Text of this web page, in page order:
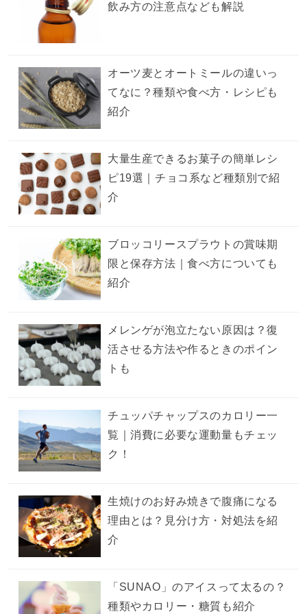
飲み方の注意点なども解説
オーツ麦とオートミールの違いっ
てなに？種類や食べ方・レシピも
紹介
大量生産できるお菓子の簡単レシ
ピ19選｜チョコ系など種類別で紹
介
ブロッコリースプラウトの賞味期
限と保存方法｜食べ方についても
紹介
メレンゲが泡立たない原因は？復
活させる方法や作るときのポイン
トも
チュッパチャップスのカロリー一
覧｜消費に必要な運動量もチェッ
ク！
生焼けのお好み焼きで腹痛になる
理由とは？見分け方・対処法を紹
介
「SUNAO」のアイスって太るの？
種類やカロリー・糖質も紹介